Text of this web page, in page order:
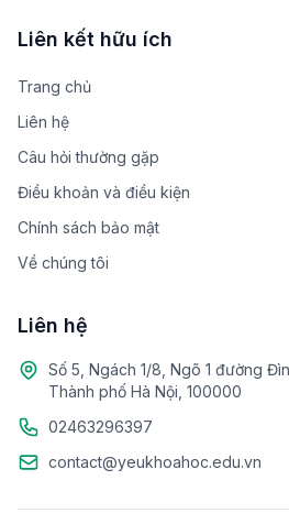
Liên kết hữu ích
Trang chủ
Liên hệ
Câu hỏi thường gặp
Điều khoản và điều kiện
Chính sách bảo mật
Về chúng tôi
Liên hệ
Số 5, Ngách 1/8, Ngõ 1 đường
Thành phố Hà Nội, 100000
02463296397
contact@yeukhoahoc.edu.vn